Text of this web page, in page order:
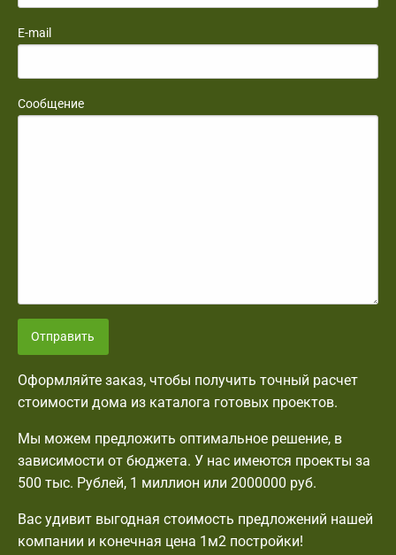
E-mail
Сообщение
Отправить
Оформляйте заказ, чтобы получить точный расчет
стоимости дома из каталога готовых проектов.
Мы можем предложить оптимальное решение, в
зависимости от бюджета. У нас имеются проекты за
500 тыс. Рублей, 1 миллион или 2000000 руб.
Вас удивит выгодная стоимость предложений нашей
компании и конечная цена 1м2 постройки!